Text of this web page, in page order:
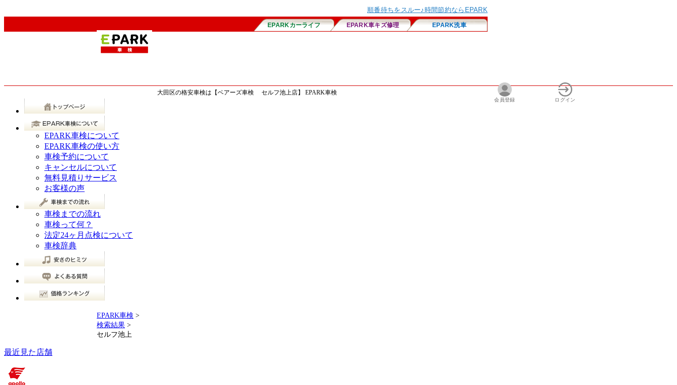
大田区の格安車検は【ベアーズ車検 セルフ池上店】 EPARK車検
EPARK車検について
EPARK車検の使い方
車検予約について
キャンセルについて
無料見積りサービス
お客様の声
車検までの流れ
車検って何？
法定24ヶ月点検について
車検辞典
EPARK車検 >
検索結果 >
セルフ池上
最近見た店舗